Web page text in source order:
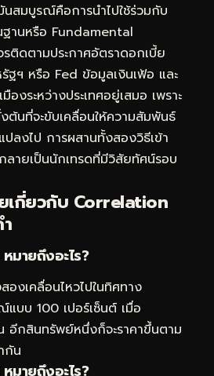
สมบูรณ์คือการนำไปใช้ร่วมกับ
ฐานหรือ Fundamental
ติดตามประกาศอัตราดอกเบี้ย
ฐฯ หรือ Fed ข้อมูลเงินเฟ้อ และ
งระหว่างประเทศอยู่เสมอ เพราะ
ต้นที่จะขับเคลื่อนให้ความสัมพันธ์
ลงไป การผสานทั้งสองวิธีเข้า
ายเป็นนักเทรดที่มีวิสัยทัศน์รอบ
กี่ยวกับ Correlation
มายถึงอะไร?
งเคลื่อนไหวไปในทิศทาง
บบ 100 เปอร์เซ็นต์ เมื่อ
อีกสินทรัพย์หนึ่งก็จะราคาขึ้นตาม
กัน
มายถึงอะไร?